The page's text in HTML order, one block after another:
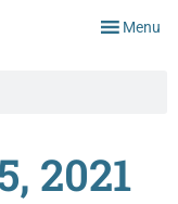
Menu
2021